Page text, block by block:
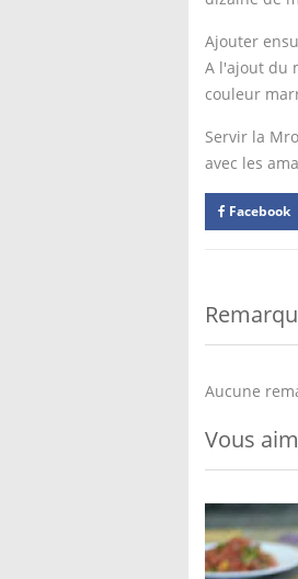
Ajouter
A l'ajout du
couleur
Servir la
avec les
Facebook
Aucune
Vous